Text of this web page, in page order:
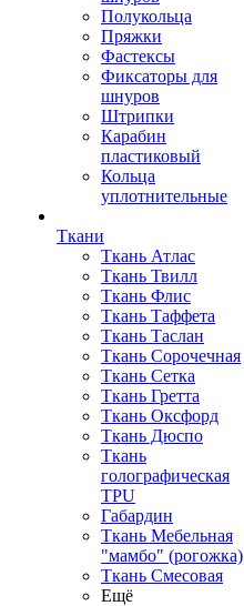
Полукольца
Пряжки
Фастексы
Фиксаторы для
шнуров
Штрипки
Карабин
пластиковый
Кольца
уплотнительные
Ткани
Ткань Атлас
Ткань Твилл
Ткань Флис
Ткань Таффета
Ткань Таслан
Ткань Сорочечная
Ткань Сетка
Ткань Гретта
Ткань Оксфорд
Ткань Дюспо
Ткань
голографическая
TPU
Габардин
Ткань Мебельная
"мамбо" (рогожка)
Ткань Смесовая
Ещё